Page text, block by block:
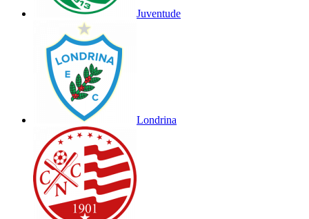
Juventude
Londrina